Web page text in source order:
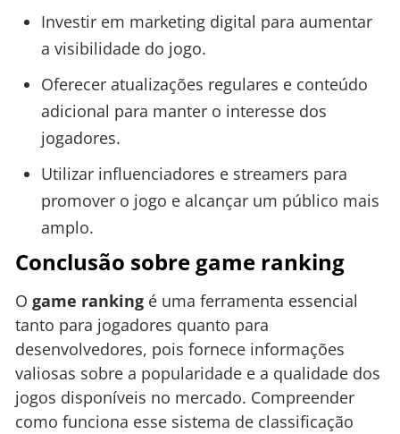
Investir em marketing digital para aumentar
a visibilidade do jogo.
Oferecer atualizações regulares e conteúdo
adicional para manter o interesse dos
jogadores.
Utilizar influenciadores e streamers para
promover o jogo e alcançar um público mais
amplo.
Conclusão sobre game ranking
O game ranking é uma ferramenta essencial
tanto para jogadores quanto para
desenvolvedores, pois fornece informações
valiosas sobre a popularidade e a qualidade dos
jogos disponíveis no mercado. Compreender
como funciona esse sistema de classificação